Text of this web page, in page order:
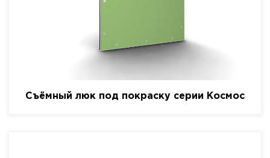
Съёмный люк под покраску серии Космос